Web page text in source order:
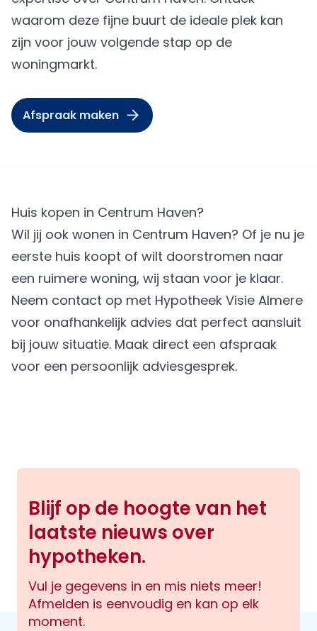
waarom deze fijne buurt de ideale plek kan
zijn voor jouw volgende stap op de
woningmarkt.
Afspraak maken
Huis kopen in Centrum Haven?
Wil jij ook wonen in Centrum Haven? Of je nu je
eerste huis koopt of wilt doorstromen naar
een ruimere woning, wij staan voor je klaar.
Neem contact op met Hypotheek Visie Almere
voor onafhankelijk advies dat perfect aansluit
bij jouw situatie. Maak direct een afspraak
voor een persoonlijk adviesgesprek.
Blijf op de hoogte van het
laatste nieuws over
hypotheken.
Vul je gegevens in en mis niets meer!
Afmelden is eenvoudig en kan op elk
moment.